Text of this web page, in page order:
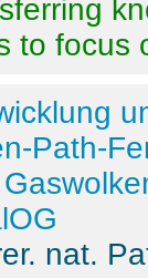
to focus
Path-
nat.